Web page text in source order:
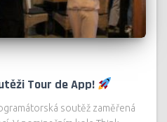
Tour de App!
soutěž zaměřená